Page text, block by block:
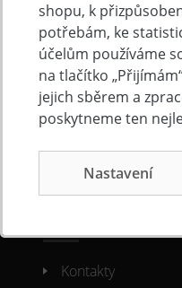
Doprava a platba
Často kladené
Obchodní
Reklamacni řád
Cookies
Kontakty
shopu, k
potřebám, ke
účelům používáme
na tlačítko
jejich sběrem a
poskytneme ten
Nastavení